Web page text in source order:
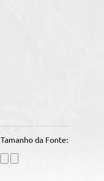
Tamanho da Fonte: